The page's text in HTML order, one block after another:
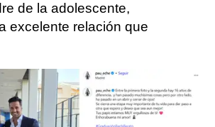
de la adolescente,
excelente relación que